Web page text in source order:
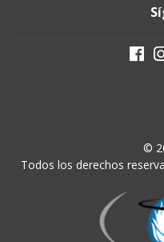
©
Todos los derechos